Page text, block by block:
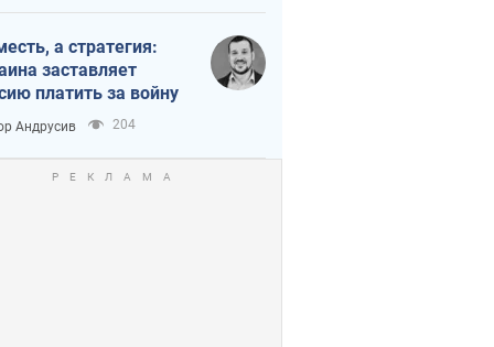
а стратегия:
заставляет
платить за войну
Андрусив 204